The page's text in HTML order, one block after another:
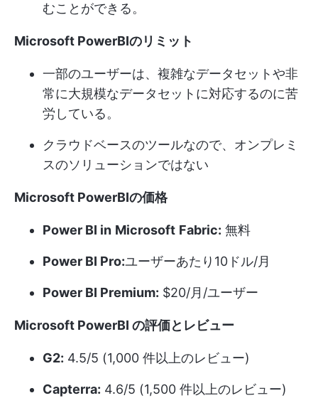
むことができる。
Microsoft PowerBIのリミット
一部のユーザーは、複雑なデータセットや非
常に大規模なデータセットに対応するのに苦
労している。
クラウドベースのツールなので、オンプレミ
スのソリューションではない
Microsoft PowerBIの価格
Power BI in Microsoft Fabric: 無料
Power BI Pro:ユーザーあたり10ドル/月
Power BI Premium: $20/月/ユーザー
Microsoft PowerBI の評価とレビュー
G2: 4.5/5 (1,000 件以上のレビュー)
Capterra: 4.6/5 (1,500 件以上のレビュー)